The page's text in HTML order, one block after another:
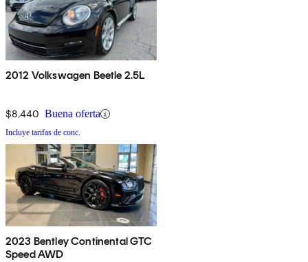
2012 Volkswagen Beetle 2.5L
$8,440 Buena oferta
Incluye tarifas de conc.
2023 Bentley Continental GTC
Speed AWD